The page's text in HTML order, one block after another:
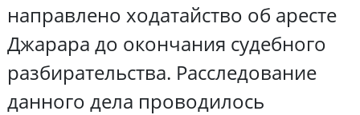
направлено ходатайство об аресте
Джарара до окончания судебного
разбирательства. Расследование
данного дела проводилось